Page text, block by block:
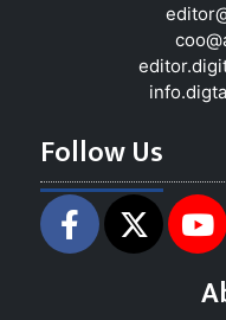
Follow Us